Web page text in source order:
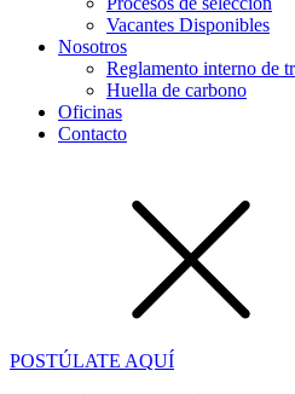
Vacantes Disponibles
Nosotros
Reglamento interno de
Huella de carbono
Oficinas
Contacto
POSTÚLATE AQUÍ